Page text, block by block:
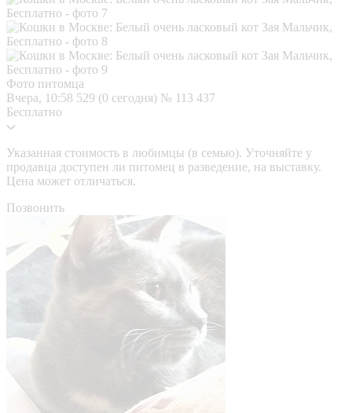
Фото питомца
Вчера, 10:58 529 (0 сегодня) № 113 437
Бесплатно
Указанная стоимость в любимцы (в семью). Уточняйте у
продавца доступен ли питомец в разведение, на выставку.
Цена может отличаться.
Позвонить